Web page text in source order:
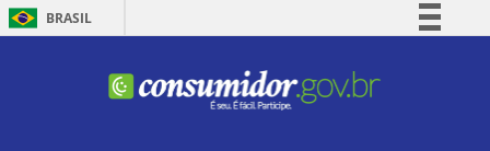
BRASIL
Comunica BR